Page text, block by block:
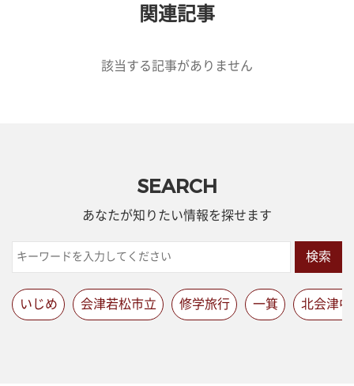
関連記事
該当する記事がありません
SEARCH
あなたが知りたい情報を探せます
検索
いじめ 会津若松市立 修学旅行 一箕 北会津中